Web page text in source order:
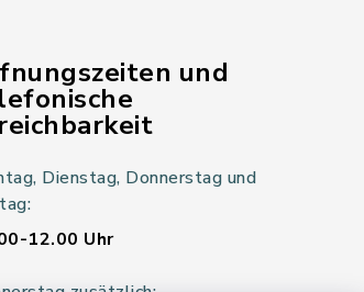
und
Dienstag, Donnerstag und
12.00 Uhr